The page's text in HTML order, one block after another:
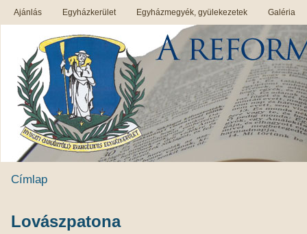
Ajánlás Egyházkerület Egyházmegyék, gyülekezetek Galéria
Címlap
Lovászpatona